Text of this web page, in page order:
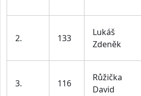
2. 133
Lukáš
Zdeněk
3. 116
Růžička
David